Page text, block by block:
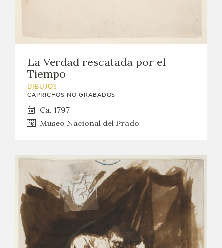
La Verdad rescatada por el
Tiempo
DIBUJOS
CAPRICHOS NO GRABADOS
Ca. 1797
Museo Nacional del Prado